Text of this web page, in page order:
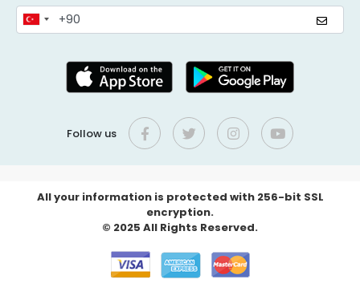
Follow us
All your information is protected with 256-bit SSL
encryption.
© 2025 All Rights Reserved.